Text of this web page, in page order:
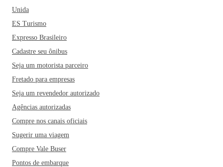
Unida
ES Turismo
Expresso Brasileiro
Cadastre seu ônibus
Seja um motorista parceiro
Fretado para empresas
Seja um revendedor autorizado
Agências autorizadas
Compre nos canais oficiais
Sugerir uma viagem
Compre Vale Buser
Pontos de embarque